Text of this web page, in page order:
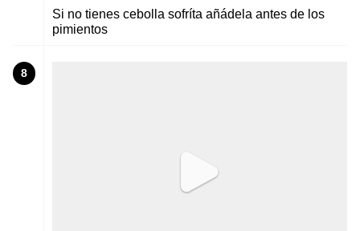
Si no tienes cebolla sofríta añádela antes de los
pimientos
8